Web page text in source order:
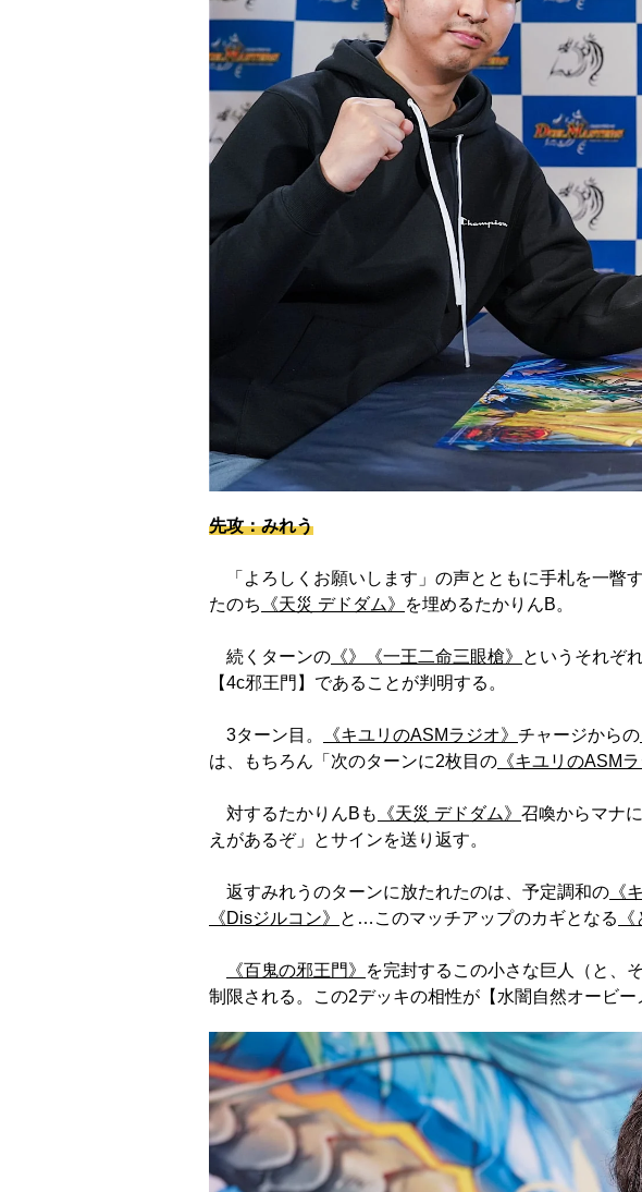
先攻：みれう
「よろしくお願いします」の声とともに手札を一瞥
たのち
《天災 デドダム》 を埋めるたかりんB。
続くターンの 《》 《一王二命三眼槍》
というそれぞ
【4c邪王門】であることが判明する。
3ターン目。 《キユリのASMラジオ》 チャージからの
は、もちろん「次のターンに2枚目の 《キユリのASMラ
対するたかりんBも 《天災 デドダム》 召喚からマナに
えがあるぞ」とサインを送り返す。
返すみれうのターンに放たれたのは、予定調和の 《
《Disジルコン》
と…このマッチアップのカギとなる
《百鬼の邪王門》
を完封するこの小さな巨人（と、
制限される。この2デッキの相性が【水闇自然オービー